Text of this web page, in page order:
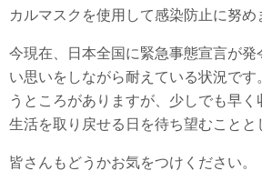
カルマスクを使用して感染防止に努め
今現在、日本全国に緊急事態宣言が発
い思いをしながら耐えている状況です
うところがありますが、少しでも早
生活を取り戻せる日を待ち望むことと
皆さんもどうかお気をつけください。